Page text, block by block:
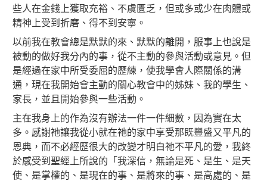
些人在金錢上獲取充裕、不虞匱乏，但或多或少在肉體或
精神上受到折磨、得不到安寧。
以前我在教會總是默默的來、默默的離開，服事上也說是
被動的做好我分內的事，從不主動的參與活動或意見。但
是經過在家中所受委屈的歷練，使我學會人際關係的溝
通，現在我開始會主動的關心教會中的姊妹、我的學生、
家長，並且開始參與一些活動。
主在我身上的作為沒有辦法一件一件細數，因為實在太
多。感謝祂讓我從小就在祂的家中享受那既豐盛又平凡的
恩典，而不必經歷很大的改變才明白祂不平凡的愛，我終
於感受到聖經上所說的「我深信，無論是死、是生、是天
使、是掌權的、是現在的事、是將來的事、是高處的、是